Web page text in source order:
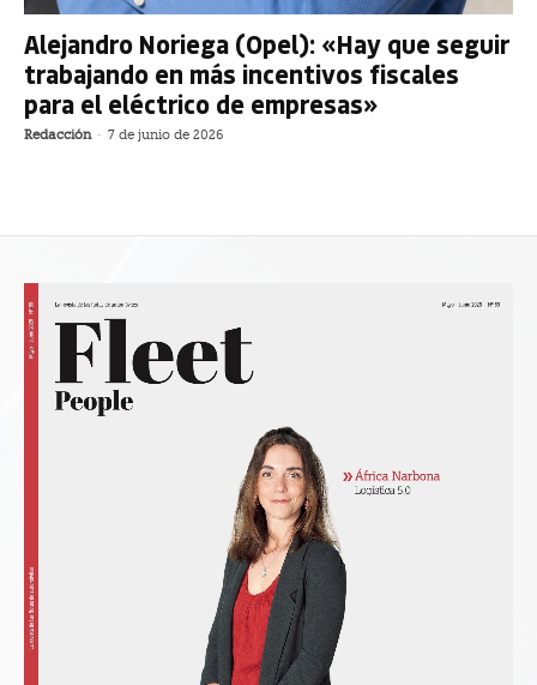
Alejandro Noriega (Opel): «Hay que seguir
trabajando en más incentivos fiscales
para el eléctrico de empresas»
Redacción - 7 de junio de 2026